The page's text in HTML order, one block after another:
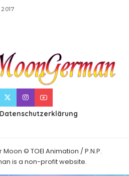
Datenschutzerklärung
© TOEI Animation / P.N.P.
is a non-profit website.